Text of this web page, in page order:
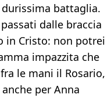
battaglia.
dalle braccia
in Cristo: non potrei
impazzita che
le mani il Rosario,
per Anna